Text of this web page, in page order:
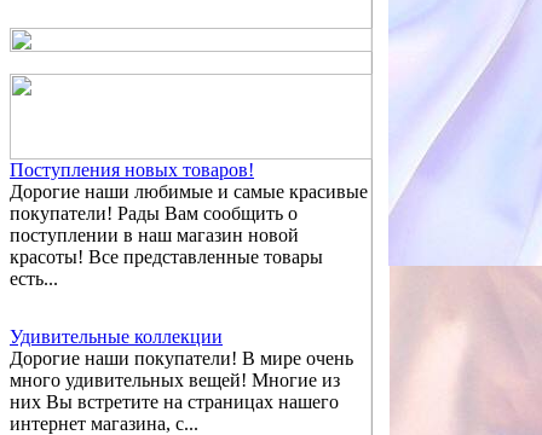
Поступления новых товаров!
Дорогие наши любимые и самые красивые
покупатели! Рады Вам сообщить о
поступлении в наш магазин новой
красоты! Все представленные товары
есть...
Удивительные коллекции
Дорогие наши покупатели! В мире очень
много удивительных вещей! Многие из
них Вы встретите на страницах нашего
интернет магазина, с...